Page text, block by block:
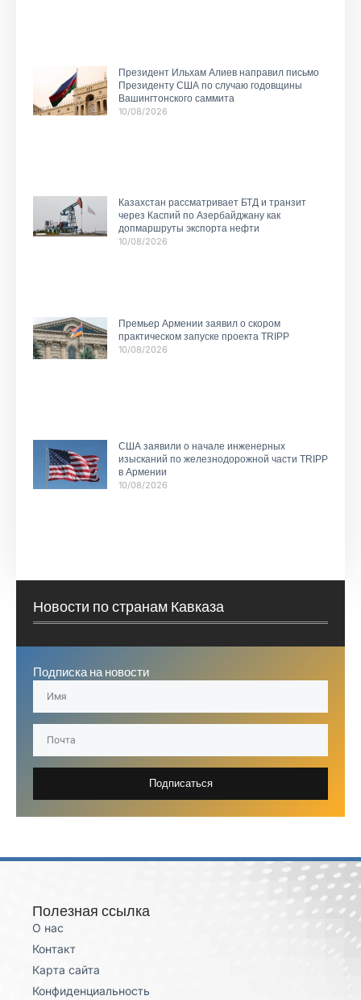
Президент Ильхам Алиев направил письмо
Президенту США по случаю годовщины
Вашингтонского саммита
10/08/2026
Казахстан рассматривает БТД и транзит
через Каспий по Азербайджану как
допмаршруты экспорта нефти
10/08/2026
Премьер Армении заявил о скором
практическом запуске проекта TRIPP
10/08/2026
США заявили о начале инженерных
изысканий по железнодорожной части TRIPP
в Армении
10/08/2026
Новости по странам Кавказа
Подписка на новости
Подписаться
Полезная ссылка
О нас
Контакт
Карта сайта
Конфиденциальность